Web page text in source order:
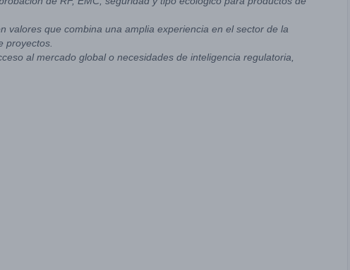
valores que combina una amplia experiencia en el sector de la
proyectos.
al mercado global o necesidades de inteligencia regulatoria,